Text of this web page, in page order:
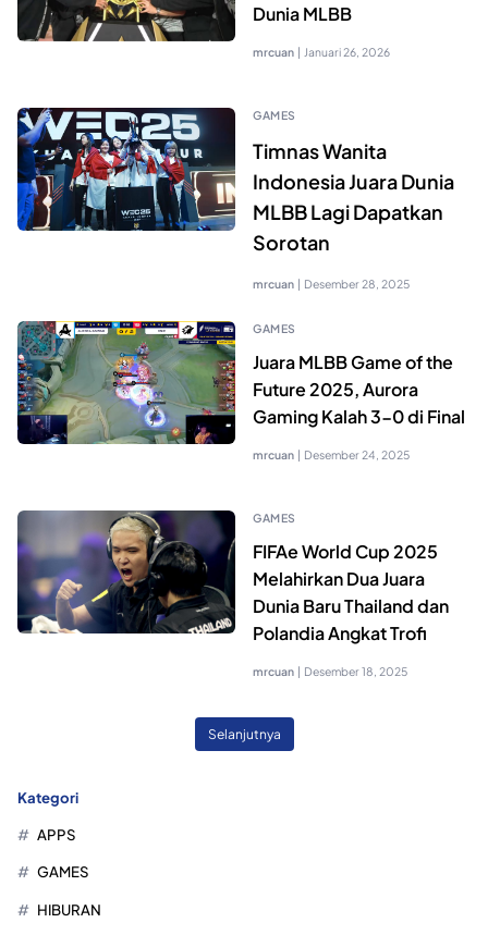
Dunia MLBB
mrcuan | Januari 26, 2026
GAMES
Timnas Wanita
Indonesia Juara Dunia
MLBB Lagi Dapatkan
Sorotan
mrcuan | Desember 28, 2025
GAMES
Juara MLBB Game of the
Future 2025, Aurora
Gaming Kalah 3-0 di Final
mrcuan | Desember 24, 2025
GAMES
FIFAe World Cup 2025
Melahirkan Dua Juara
Dunia Baru Thailand dan
Polandia Angkat Trofi
mrcuan | Desember 18, 2025
Selanjutnya
Kategori
APPS
GAMES
HIBURAN